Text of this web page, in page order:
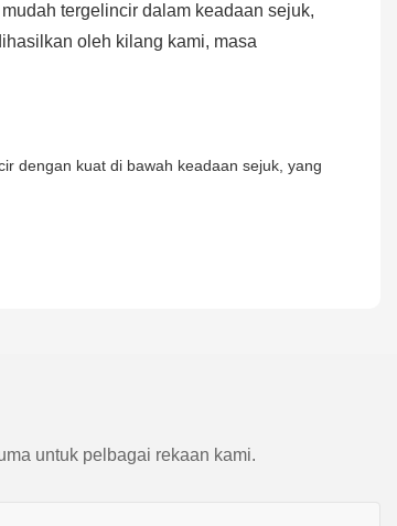
tergelincir dalam keadaan sejuk,
oleh kilang kami, masa
dengan kuat di bawah keadaan sejuk, yang
untuk pelbagai rekaan kami.